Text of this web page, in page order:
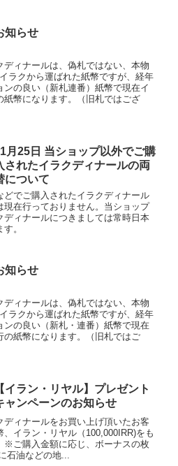
知らせ
ィナールは、偽札ではない、本物
ラクから運ばれた紙幣ですが、経年
の良い（新札連番）紙幣で現在イ
紙幣になります。（旧札ではござ
月25日 当ショップ以外でご購
されたイラクディナールの両
について
でご購入されたイラクディナール
在行っておりません。当ショップ
ディナールにつきましては常時日本
。
知らせ
ィナールは、偽札ではない、本物
ラクから運ばれた紙幣ですが、経年
ンの良い（新札・連番）紙幣で現在
の紙幣になります。（旧札ではご
【イラン・リヤル】プレゼント
ャンペーンのお知らせ
ィナールをお買い上げ頂いたお客
イラン・リヤル（100,000IRR)をも
※ご購入金額に応じ、ボーナスの枚
石油などの地...